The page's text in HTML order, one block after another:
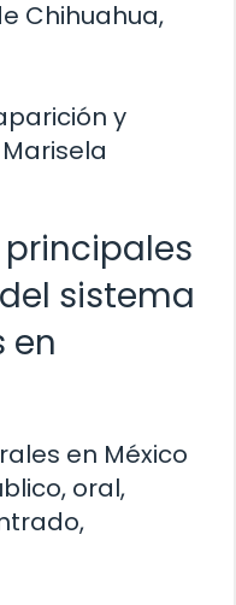
Chihuahua,
y
principales
sistema
en
en México
oral,